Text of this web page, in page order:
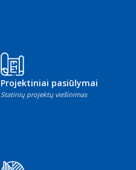
Projektiniai pasiūlymai
Statinių projektų viešinimas